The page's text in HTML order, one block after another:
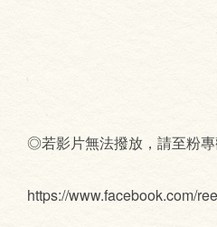
◎若影片無法撥放，請至粉
https://www.facebook.com/